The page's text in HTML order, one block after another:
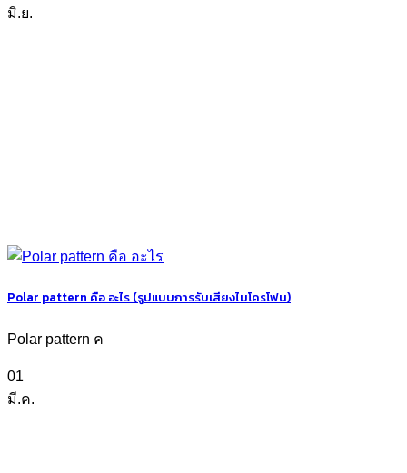
มิ.ย.
Polar pattern คือ อะไร (รูปแบบการรับเสียงไมโครโฟน)
Polar pattern ค
01
มี.ค.